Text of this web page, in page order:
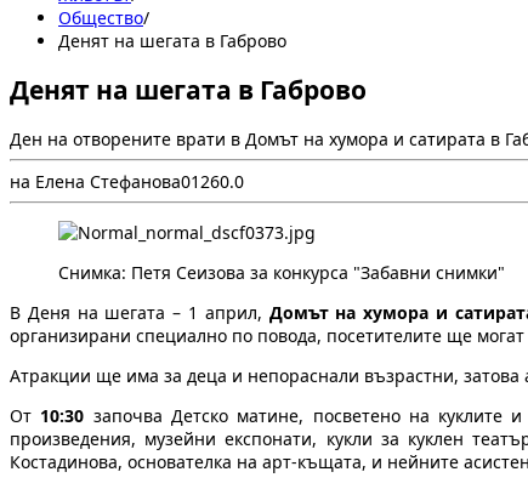
Общество/
Денят на шегата в Габрово
Денят на шегата в Габрово
Ден на отворените врати в Домът на хумора и сатирата в
на Елена Стефанова01260.0
Снимка: Петя Сеизова за конкурса "Забавни снимки"
В Деня на шегата – 1 април, Домът на хумора и
организирани специално по повода, посетителите ще
Атракции ще има за деца и непораснали възрастни, затова
От 10:30 започва Детско матине, посветено на куклите
произведения, музейни експонати, кукли за куклен
Костадинова, основателка на арт-къщата, и нейните